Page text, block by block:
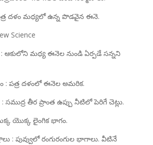
దళం మధ్యలో ఉన్న పొడవైన ఈనె.
Science
ఆకులోని మధ్య ఈనెల నుండి ఏర్పడే సన్నని
: పత్ర దళంలో ఈనెల అమరిక.
తీర ప్రాంత ఉప్పు నీటిలో పెరిగే చెట్లు.
యొక్క లైంగిక భాగం.
: పువ్వులో రంగురంగుల భాగాలు. వీటినే